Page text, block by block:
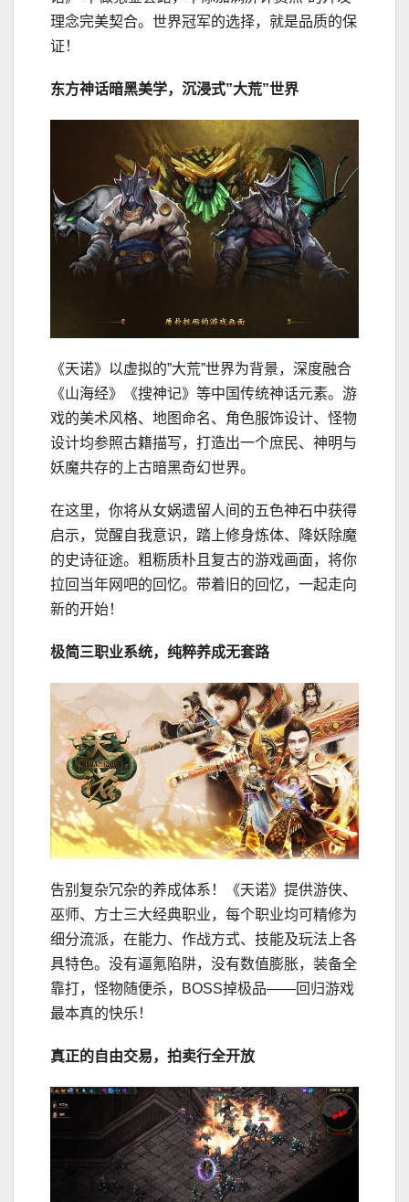
理念完美契合。世界冠军的选择，就是品质的保
证！
东方神话暗黑美学，沉浸式”大荒”世界
《天诺》以虚拟的”大荒”世界为背景，深度融合
《山海经》《搜神记》等中国传统神话元素。游
戏的美术风格、地图命名、角色服饰设计、怪物
设计均参照古籍描写，打造出一个庶民、神明与
妖魔共存的上古暗黑奇幻世界。
在这里，你将从女娲遗留人间的五色神石中获得
启示，觉醒自我意识，踏上修身炼体、降妖除魔
的史诗征途。粗粝质朴且复古的游戏画面，将你
拉回当年网吧的回忆。带着旧的回忆，一起走向
新的开始！
极简三职业系统，纯粹养成无套路
告别复杂冗杂的养成体系！《天诺》提供游侠、
巫师、方士三大经典职业，每个职业均可精修为
细分流派，在能力、作战方式、技能及玩法上各
具特色。没有逼氪陷阱，没有数值膨胀，装备全
靠打，怪物随便杀，BOSS掉极品——回归游戏
最本真的快乐！
真正的自由交易，拍卖行全开放